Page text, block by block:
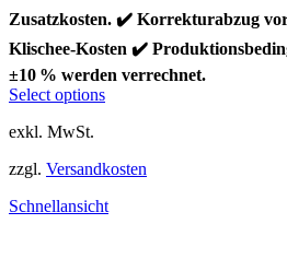
Zusatzkosten. ✔️ Korrekturabzug
Klischee-Kosten ✔️
±10 % werden verrechnet.
Select options
exkl. MwSt.
zzgl. Versandkosten
Schnellansicht